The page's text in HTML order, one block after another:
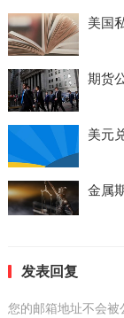
美国
期货
美元
金属
发表回复
您的邮箱地址不会被